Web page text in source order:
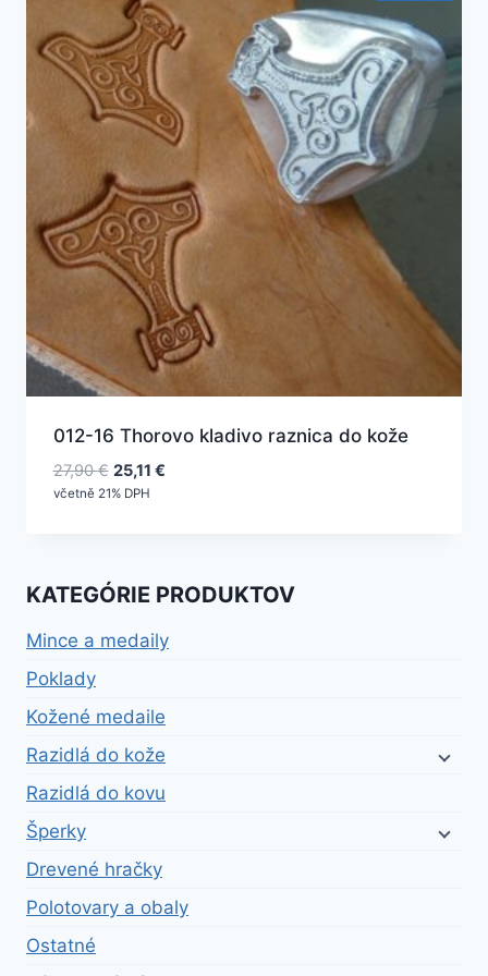
012-16 Thorovo kladivo raznica do kože
27,90€ Pôvodná
cena
25,11 €Aktuálna
včetně 21% DPH
KATEGÓRIE PRODUKTOV
Mince a medaily
Poklady
Kožené medaile
Razidlá do kože
Razidlá do kovu
Šperky
Drevené hračky
Polotovary a obaly
Ostatné